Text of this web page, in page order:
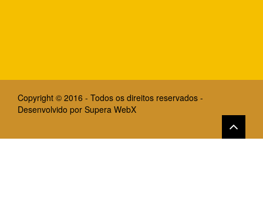
Copyright © 2016 - Todos os direitos reservados -
Desenvolvido por Supera WebX